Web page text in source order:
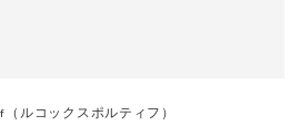
（ルコックスポルティフ）